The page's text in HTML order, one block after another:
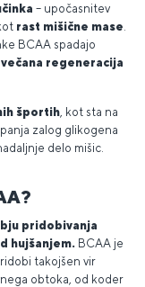
– upočasnitev
rast mišične mase
BCAA spadajo
regeneracija
športih , kot sta na
zalog glikogena
delo mišic.
pridobivanja
hujšanjem. BCAA je
takojšen vir
obtoka, od koder